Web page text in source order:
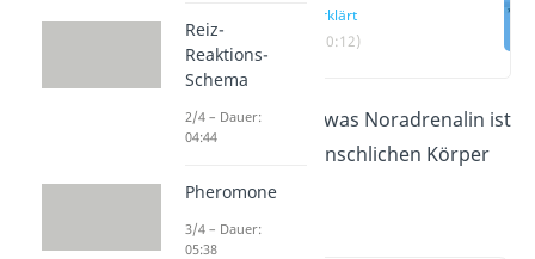
erklärt
(00:12)
Hiererfährst du, was Noradrenalin ist
und wie es im menschlichen Körper
wirkt.
Reiz-
Reaktions-
Schema
2/4 – Dauer:
04:44
Pheromone
3/4 – Dauer:
05:38